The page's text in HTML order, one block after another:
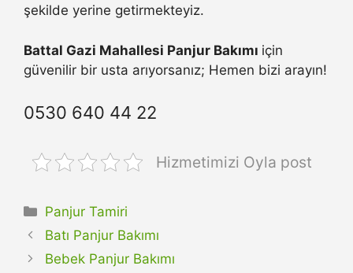
şekilde yerine getirmekteyiz.
Battal Gazi Mahallesi Panjur Bakımı için
güvenilir bir usta arıyorsanız; Hemen bizi arayın!
0530 640 44 22
Hizmetimizi Oyla post
Kategoriler
Panjur Tamiri
Batı Panjur Bakımı
Bebek Panjur Bakımı